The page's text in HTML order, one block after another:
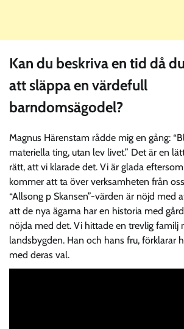
Kan du beskriva en tid då
att släppa en värdefull
barndomsägodel?
Magnus Härenstam rådde mig en gång:
materiella ting, utan lev livet.” Det är en
rätt, att vi klarade det. Vi är glada
kommer att ta över verksamheten från
“Allsong p Skansen”-värden är nöjd med
att de nya ägarna har en historia med
nöjda med det. Vi hittade en trevlig familj
landsbygden. Han och hans fru, förklarar
med deras val.